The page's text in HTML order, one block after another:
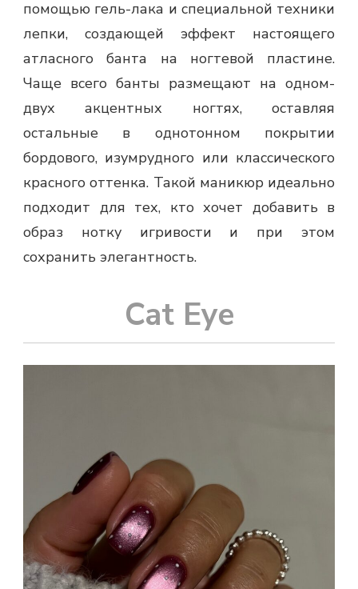
помощью гель-лака и специальной техники
лепки, создающей эффект настоящего
атласного банта на ногтевой пластине.
Чаще всего банты размещают на одном-
двух акцентных ногтях, оставляя
остальные в однотонном покрытии
бордового, изумрудного или классического
красного оттенка. Такой маникюр идеально
подходит для тех, кто хочет добавить в
образ нотку игривости и при этом
сохранить элегантность.
Cat Eye